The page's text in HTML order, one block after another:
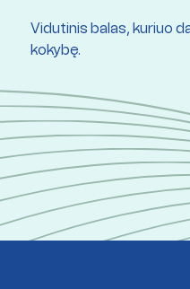
Vidutinis balas, kuriuo
kokybę.